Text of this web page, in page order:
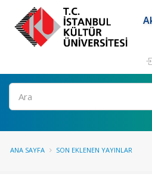
Ara
ANA SAYFA SON EKLENEN YAYINLAR